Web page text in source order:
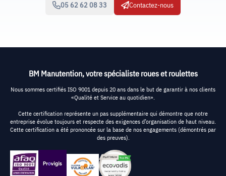
05 62 62 08 33 Contactez-nous
BM Manutention, votre spécialiste roues et roulettes
Nous sommes certifiés ISO 9001 depuis 20 ans dans le but de garantir à nos clients
«Qualité et Service au quotidien».
Cette certification représente un pas supplémentaire qui démontre que notre
entreprise évolue toujours et respecte des exigences d’organisation de haut niveau.
Cette certification a été prononcée sur la base de nos engagements (démontrés par
des preuves).